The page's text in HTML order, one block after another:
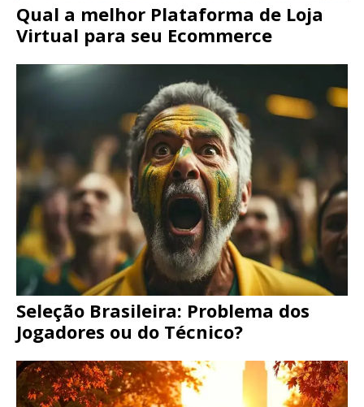
Qual a melhor Plataforma de Loja
Virtual para seu Ecommerce
Seleção Brasileira: Problema dos
Jogadores ou do Técnico?